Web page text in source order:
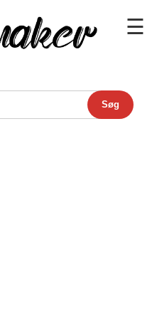
☰
Søg